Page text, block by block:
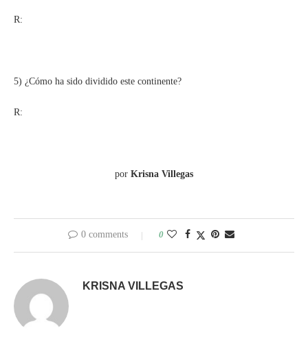
R:
5) ¿Cómo ha sido dividido este continente?
R:
por Krisna Villegas
0 comments 0
KRISNA VILLEGAS